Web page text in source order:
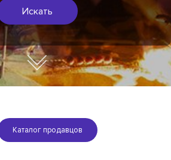
Искать
Каталог продавцов